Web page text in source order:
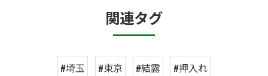
関連タグ
#埼玉 #東京 #結露
#押入れ